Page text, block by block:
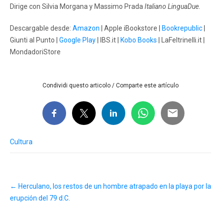
Dirige con Silvia Morgana y Massimo Prada Italiano LinguaDue
Descargable desde: Amazon | Apple iBookstore | Bookrepublic
Giunti al Punto | Google Play | IBS.it | Kobo Books | LaFeltrinelli.it |
MondadoriStore
Condividi questo articolo / Comparte este artículo
Cultura
navigation
← Herculano, los restos de un hombre atrapado en la playa por la
erupción del 79 d.C.